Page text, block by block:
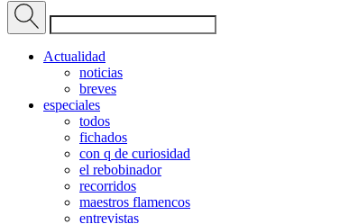
Actualidad
noticias
breves
especiales
todos
fichados
con q de curiosidad
el rebobinador
recorridos
maestros flamencos
entrevistas